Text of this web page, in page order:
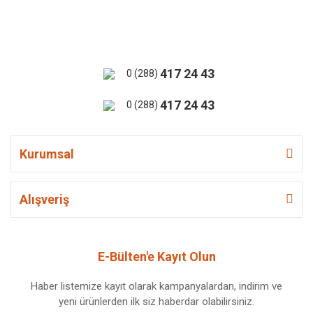
0 (288) 417 24 43
0 (288) 417 24 43
Kurumsal
Alışveriş
E-Bülten'e Kayıt Olun
Haber listemize kayıt olarak kampanyalardan, indirim ve
yeni ürünlerden ilk siz haberdar olabilirsiniz.